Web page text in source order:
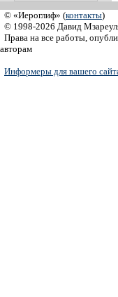
© «Иероглиф» (контакты)
© 1998-2026 Давид
Права на все работы,
авторам
Информеры для вашего